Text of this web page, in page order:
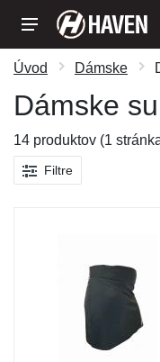
Úvod Dámske
Dámske
14 produktov (1
Filtre